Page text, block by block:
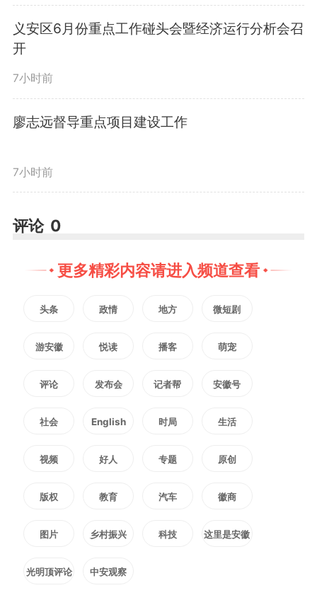
占道经营18处，督促30余家夜市
商户落实静音经营措施，有效整治
了商圈周边市容乱象，大幅降低夜
间经营噪音，切实净化备考环境。
下一步，该区城管局将持续加
密夜间巡查频次，紧盯重点区域、
关键时段，常态化落实市容管控和
降噪举措，常态化巩固整治成效，
以精细化城市管理为中高考考生静
义安区6月份重点工作碰头会暨经济运行分析会召
开
7小时前
廖志远督导重点项目建设工作
7小时前
评论 0
更多精彩内容请进入频道查看
头条 政情 地方 微短剧
游安徽 悦读 播客 萌宠
评论 发布会 记者帮 安徽号
社会 English 时局 生活
视频 好人 专题 原创
版权 教育 汽车 徽商
图片 乡村振兴 科技 这里是安徽
光明顶评论 中安观察